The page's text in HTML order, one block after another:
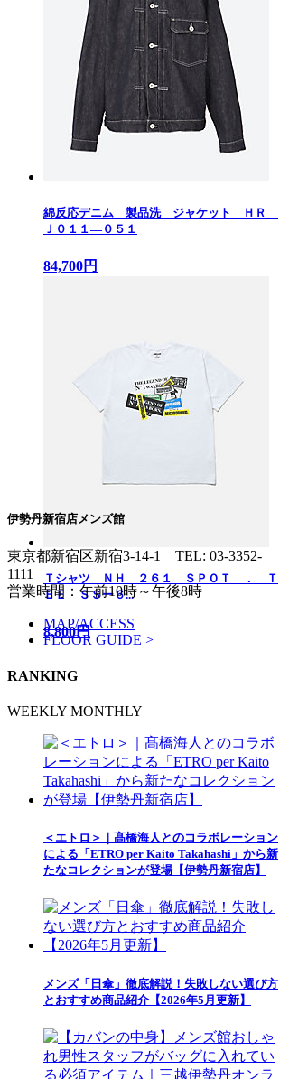
綿反応デニム 製品洗 ジャケット ＨＲ
Ｊ０１１—０５１
84,700円
Ｔシャツ ＮＨ ２６１ ＳＰＯＴ ． Ｔ
ＥＥ ＳＳー６...
8,800円
伊勢丹新宿店メンズ館
東京都新宿区新宿3-14-1 TEL: 03-3352-
1111
営業時間：午前10時～午後8時
MAP/ACCESS
FLOOR GUIDE >
RANKING
WEEKLY MONTHLY
＜エトロ＞｜髙橋海人とのコラボレーション
による「ETRO per Kaito Takahashi」から新
たなコレクションが登場【伊勢丹新宿店】
メンズ「日傘」徹底解説！失敗しない選び方
とおすすめ商品紹介【2026年5月更新】